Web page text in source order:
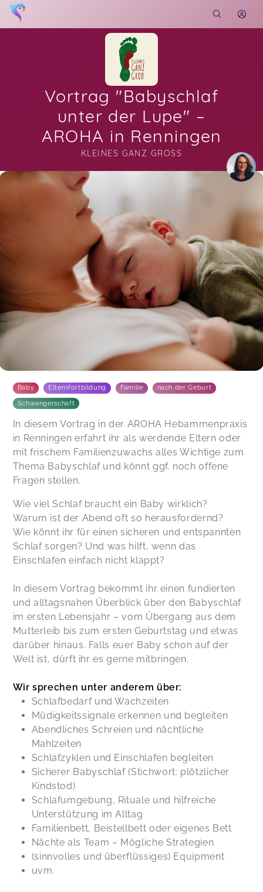
Vortrag "Babyschlaf
unter der Lupe" –
AROHA in Renningen
KLEINES GANZ GROSS
Soon you will learn more about me here...
Baby Elternfortbildung Familie nach der Geburt
Schwangerschaft
In diesem Vortrag in der AROHA Hebammenpraxis
in Renningen erfahrt ihr als werdende Eltern oder
mit frischem Familienzuwachs alles Wichtige zum
Thema Babyschlaf und könnt ggf. noch offene
Fragen stellen.
Wie viel Schlaf braucht ein Baby wirklich?
Warum ist der Abend oft so herausfordernd?
Wie könnt ihr für einen sicheren und entspannten
Schlaf sorgen? Und was hilft, wenn das
Einschlafen einfach nicht klappt?
In diesem Vortrag bekommt ihr einen fundierten
und alltagsnahen Überblick über den Babyschlaf
im ersten Lebensjahr – vom Übergang aus dem
Mutterleib bis zum ersten Geburtstag und etwas
darüber hinaus. Falls euer Baby schon auf der
Welt ist, dürft ihr es gerne mitbringen.
Wir sprechen unter anderem über:
Schlafbedarf und Wachzeiten
Müdigkeitssignale erkennen und begleiten
Abendliches Schreien und nächtliche
Mahlzeiten
Schlafzyklen und Einschlafen begleiten
Sicherer Babyschlaf (Stichwort: plötzlicher
Kindstod)
Schlafumgebung, Rituale und hilfreiche
Unterstützung im Alltag
Familienbett, Beistellbett oder eigenes Bett
Nächte als Team – Mögliche Strategien
(sinnvolles und überflüssiges) Equipment
uvm.